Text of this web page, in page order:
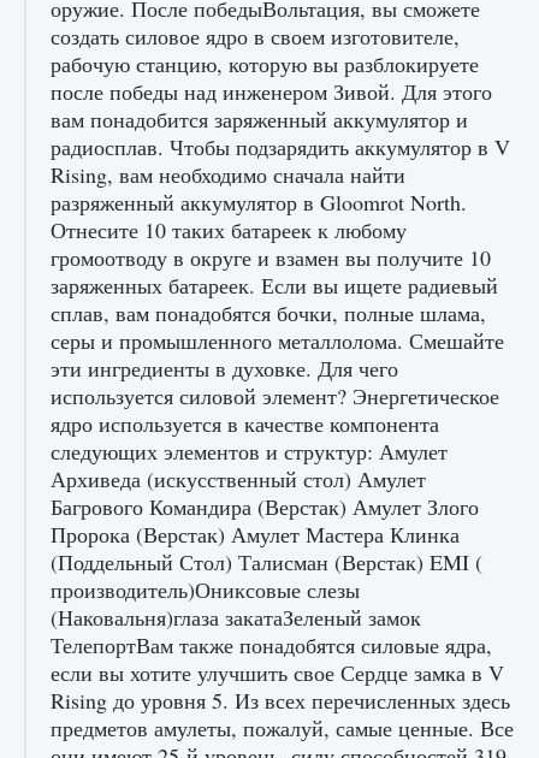
Как получить Thunder Egg в Stardew Valley
Как исправить неработающие награды For
Honor
9 августа 2024 1 205 0 0
оружие. После победыВольтация, вы сможете
создать силовое ядро ​​в своем изготовителе,
рабочую станцию, которую вы разблокируете
после победы над инженером Зивой. Для этого
вам понадобится заряженный аккумулятор и
радиосплав. Чтобы подзарядить аккумулятор в V
Rising, вам необходимо сначала найти
разряженный аккумулятор в Gloomrot North.
Отнесите 10 таких батареек к любому
громоотводу в округе и взамен вы получите 10
заряженных батареек. Если вы ищете радиевый
сплав, вам понадобятся бочки, полные шлама,
серы и промышленного металлолома. Смешайте
эти ингредиенты в духовке. Для чего
используется силовой элемент? Энергетическое
ядро ​​используется в качестве компонента
следующих элементов и структур: Амулет
Архиведа (искусственный стол) Амулет
Багрового Командира (Верстак) Амулет Злого
Пророка (Верстак) Амулет Мастера Клинка
(Поддельный Стол) Талисман (Верстак) EMI (
производитель)Ониксовые слезы
(Наковальня)глаза закатаЗеленый замок
ТелепортВам также понадобятся силовые ядра,
если вы хотите улучшить свое Сердце замка в V
Rising до уровня 5. Из всех перечисленных здесь
предметов амулеты, пожалуй, самые ценные. Все